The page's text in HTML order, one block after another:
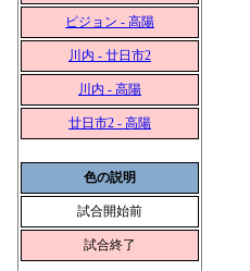
ピジョン - 高陽
川内 - 廿日市2
川内 - 高陽
廿日市2 - 高陽
色の説明
試合開始前
試合終了